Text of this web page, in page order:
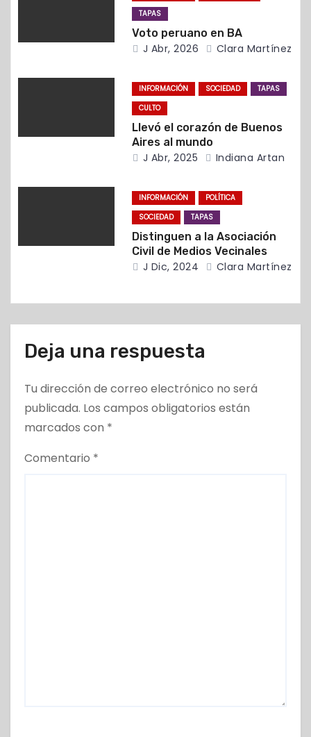
e
a
a
TAPAS
Voto peruano en BA
J Abr, 2026 Clara Martínez
INFORMACIÓN SOCIEDAD
TAPAS
CULTO
Llevó el corazón de Buenos
Aires al mundo
J Abr, 2025 Indiana Artan
INFORMACIÓN
POLÍTICA
SOCIEDAD
TAPAS
Distinguen a la Asociación
Civil de Medios Vecinales
J Dic, 2024 Clara Martínez
Deja una respuesta
Tu dirección de correo electrónico no será
publicada. Los campos obligatorios están
marcados con *
Comentario *